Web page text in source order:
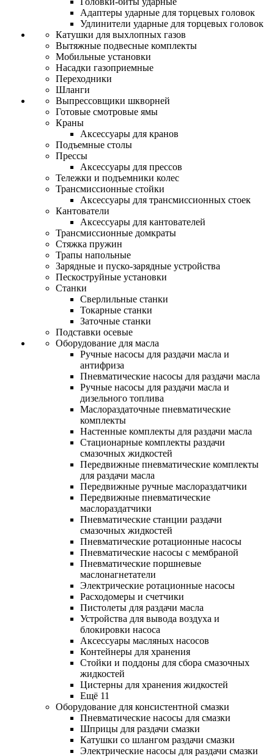
Адаптеры ударные для торцевых головок
Удлинители ударные для торцевых головок
Катушки для выхлопных газов
Вытяжные подвесные комплекты
Мобильные установки
Насадки газоприемные
Переходники
Шланги
Выпрессовщики шкворней
Готовые смотровые ямы
Краны
Аксессуары для кранов
Подъемные столы
Прессы
Аксессуары для прессов
Тележки и подъемники колес
Трансмиссионные стойки
Аксессуары для трансмиссионных стоек
Кантователи
Аксессуары для кантователей
Трансмиссионные домкраты
Стяжка пружин
Трапы напольные
Зарядные и пуско-зарядные устройства
Пескоструйные установки
Станки
Сверлильные станки
Токарные станки
Заточные станки
Подставки осевые
Оборудование для масла
Ручные насосы для раздачи масла и
антифриза
Пневматические насосы для раздачи масла
Ручные насосы для раздачи масла и
дизельного топлива
Маслораздаточные пневматические
комплекты
Настенные комплекты для раздачи масла
Стационарные комплекты раздачи
смазочных жидкостей
Передвижные пневматические комплекты
для раздачи масла
Передвижные ручные маслораздатчики
Передвижные пневматические
маслораздатчики
Пневматические станции раздачи
смазочных жидкостей
Пневматические ротационные насосы
Пневматические насосы с мембраной
Пневматические поршневые
маслонагнетатели
Электрические ротационные насосы
Расходомеры и счетчики
Пистолеты для раздачи масла
Устройства для вывода воздуха и
блокировки насоса
Аксессуары масляных насосов
Контейнеры для хранения
Стойки и поддоны для сбора смазочных
жидкостей
Цистерны для хранения жидкостей
Ещё 11
Оборудование для консистентной смазки
Пневматические насосы для смазки
Шприцы для раздачи смазки
Катушки со шлангом раздачи смазки
Электрические насосы для раздачи смазки